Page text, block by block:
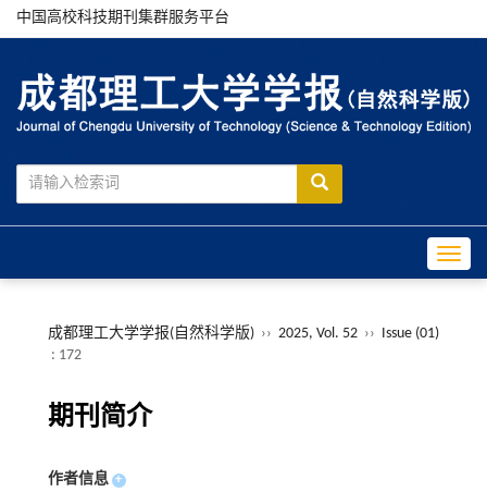
中国高校科技期刊集群服务平台
成都理工大学学报(自然科学版) ›› 2025, Vol. 52 ›› Issue (01)
: 172
期刊简介
作者信息 +